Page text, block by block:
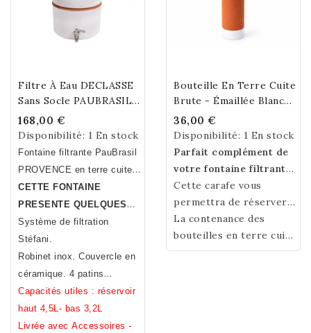
Filtre À Eau DECLASSE
Sans Socle PAUBRASIL
5L Terre Cuite Émaillée
Blanche
168,00 €
Disponibilité: 1 En stock
Fontaine filtrante PauBrasil
PROVENCE en terre cuite
émaillée blanche. Fait
main.Fabrication Française
CETTE FONTAINE
PRESENTE QUELQUES
DEFAUTS MINEURS .
Système de filtration
Stéfani.
Robinet inox. Couvercle en
céramique. 4 patins
(offerts) à disposer sous la
cuve basse.
Capacités utiles : réservoir
haut 4,5L- bas 3,2L
Livrée avec Accessoires -
Bouteille En Terre Cuite
Brute - Émaillée Blanche
750 Ml Environ
36,00 €
Disponibilité: 1 En stock
Parfait complément de
votre fontaine filtrante,
la bouteille en terre
cuite, faite à la main, de
fabrication française,
rafraichira votre eau de
4 à 8° Celsius.
Cette carafe vous
permettra de réserver
et aérer suffisamment
d’eau pour toute la
journée.
La contenance des
bouteilles en terre cuite
est de plus ou moins 75